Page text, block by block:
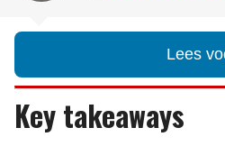
Lees
Key takeaways